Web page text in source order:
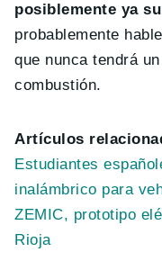
posiblemente ya
probablemente
que nunca tendrá
combustión.
Artículos
Estudiantes
inalámbrico para
ZEMIC, prototipo
Rioja